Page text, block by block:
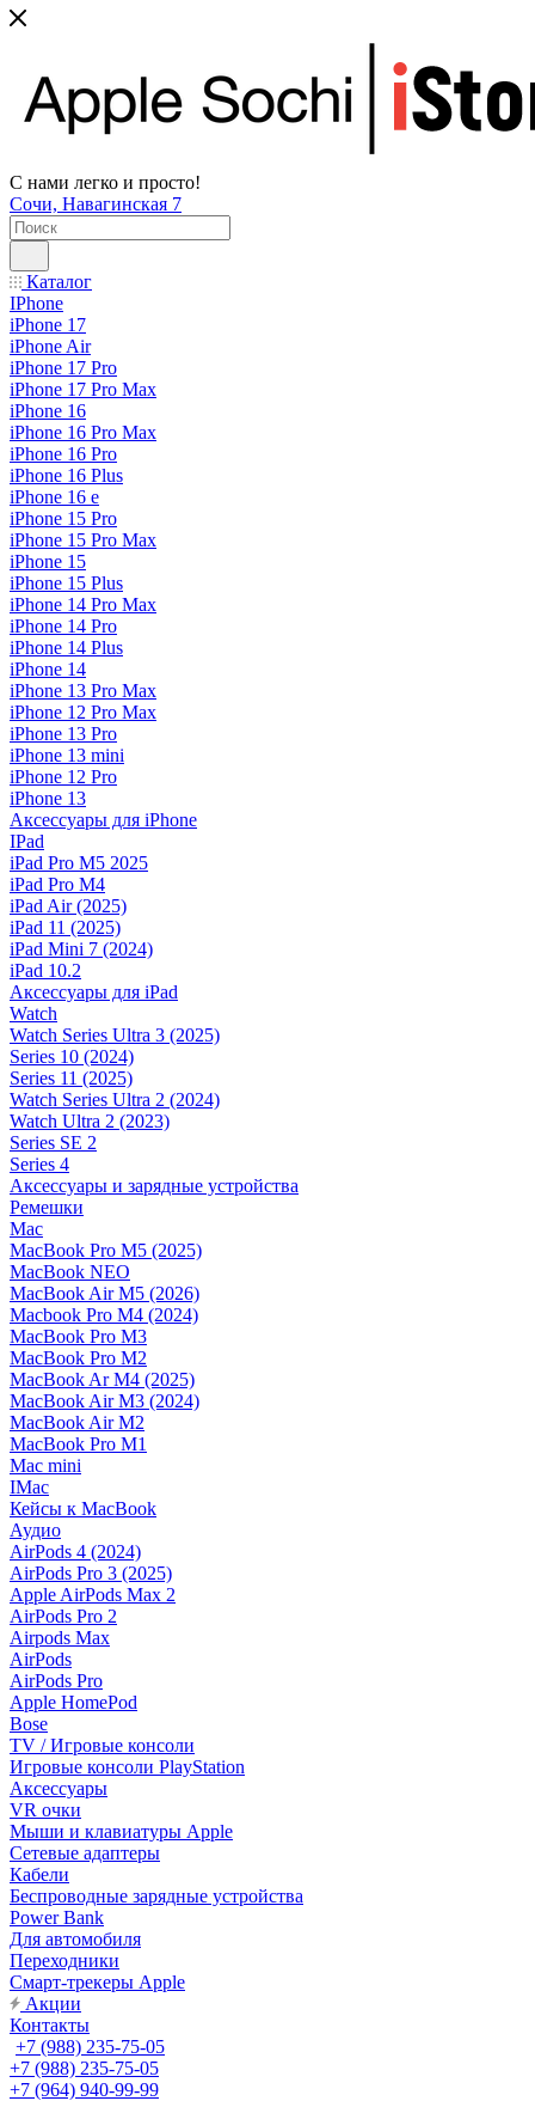
С нами легко и просто!
Сочи, Навагинская 7
Каталог
IPhone
iPhone 17
iPhone Air
iPhone 17 Pro
iPhone 17 Pro Max
iPhone 16
iPhone 16 Pro Max
iPhone 16 Pro
iPhone 16 Plus
iPhone 16 e
iPhone 15 Pro
iPhone 15 Pro Max
iPhone 15
iPhone 15 Plus
iPhone 14 Pro Max
iPhone 14 Pro
iPhone 14 Plus
iPhone 14
iPhone 13 Pro Max
iPhone 12 Pro Max
iPhone 13 Pro
iPhone 13 mini
iPhone 12 Pro
iPhone 13
Аксессуары для iPhone
IPad
iPad Pro M5 2025
iPad Pro M4
iPad Air (2025)
iPad 11 (2025)
iPad Mini 7 (2024)
iPad 10.2
Аксессуары для iPad
Watch
Watch Series Ultra 3 (2025)
Series 10 (2024)
Series 11 (2025)
Watch Series Ultra 2 (2024)
Watch Ultra 2 (2023)
Series SE 2
Series 4
Аксессуары и зарядные устройства
Ремешки
Mac
MacBook Pro M5 (2025)
MacBook NEO
MacBook Air M5 (2026)
Macbook Pro M4 (2024)
MacBook Pro M3
MacBook Pro M2
MacBook Ar M4 (2025)
MacBook Air M3 (2024)
MacBook Air M2
MacBook Pro M1
Mac mini
IMac
Кейсы к MacBook
Аудио
AirPods 4 (2024)
AirPods Pro 3 (2025)
Apple AirPods Max 2
AirPods Pro 2
Airpods Max
AirPods
AirPods Pro
Apple HomePod
Bose
TV / Игровые консоли
Игровые консоли PlayStation
Аксессуары
VR очки
Мыши и клавиатуры Apple
Сетевые адаптеры
Кабели
Беспроводные зарядные устройства
Power Bank
Для автомобиля
Переходники
Смарт-трекеры Apple
Акции
Контакты
+7 (988) 235-75-05
+7 (988) 235-75-05
+7 (964) 940-99-99